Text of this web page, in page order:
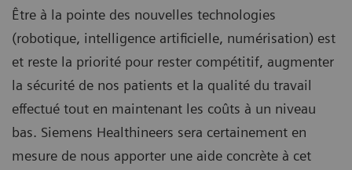
Être à la pointe des nouvelles technologies
(robotique, intelligence artificielle, numérisation) est
et reste la priorité pour rester compétitif, augmenter
la sécurité de nos patients et la qualité du travail
effectué tout en maintenant les coûts à un niveau
bas. Siemens Healthineers sera certainement en
mesure de nous apporter une aide concrète à cet